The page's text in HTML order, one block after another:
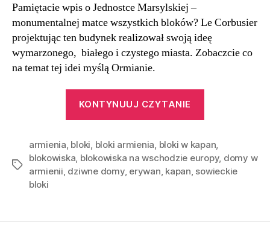
Pamiętacie wpis o Jednostce Marsylskiej –
monumentalnej matce wszystkich bloków? Le Corbusier
projektując ten budynek realizował swoją ideę
wymarzonego, białego i czystego miasta. Zobaczcie co
na temat tej idei myślą Ormianie.
KONTYNUUJ CZYTANIE
modernizm
Erywań
|
Tagi
armienia bloki bloki armienia bloki w kapan
blokowiska blokowiska na wschodzie europy, domy w
armienii dziwne domy, erywan kapan sowieckie
bloki